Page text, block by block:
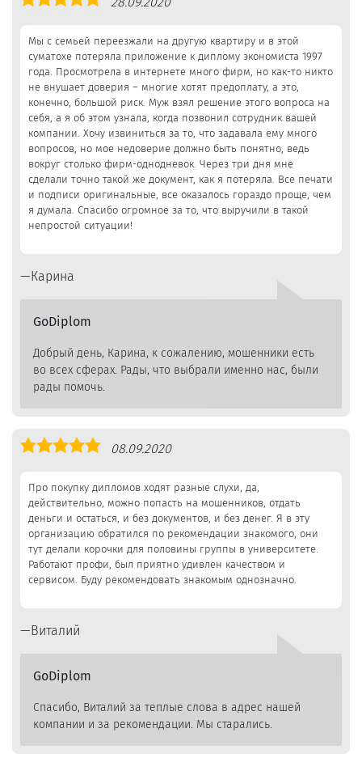
Мы с семьей переезжали на другую квартиру и в этой
суматохе потеряла приложение к диплому экономиста 1997
года. Просмотрела в интернете много фирм, но как-то никто
не внушает доверия – многие хотят предоплату, а это,
конечно, большой риск. Муж взял решение этого вопроса на
себя, а я об этом узнала, когда позвонил сотрудник вашей
компании. Хочу извиниться за то, что задавала ему много
вопросов, но мое недоверие должно быть понятно, ведь
вокруг столько фирм-однодневок. Через три дня мне
сделали точно такой же документ, как я потеряла. Все печати
и подписи оригинальные, все оказалось гораздо проще, чем
я думала. Спасибо огромное за то, что выручили в такой
непростой ситуации!
Карина
GoDiplom
Добрый день, Карина, к сожалению, мошенники есть
во всех сферах. Рады, что выбрали именно нас, были
рады помочь.
Оценка
08.09.2020
Про покупку дипломов ходят разные слухи, да,
действительно, можно попасть на мошенников, отдать
деньги и остаться, и без документов, и без денег. Я в эту
организацию обратился по рекомендации знакомого, они
тут делали корочки для половины группы в университете.
Работают профи, был приятно удивлен качеством и
сервисом. Буду рекомендовать знакомым однозначно.
Виталий
GoDiplom
Спасибо, Виталий за теплые слова в адрес нашей
компании и за рекомендации. Мы старались.